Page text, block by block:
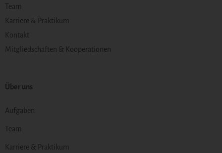
Team
Karriere & Praktikum
Kontakt
Mitgliedschaften & Kooperationen
Über uns
Aufgaben
Team
Karriere & Praktikum